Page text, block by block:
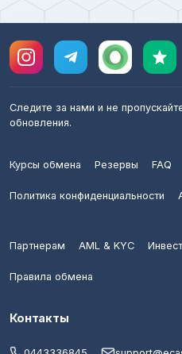
Следите за нами и не
обновления.
Курсы обмена Резервы FAQ
Политика конфиденциальности
Партнерам AML & KYC
Правила обмена
Контакты